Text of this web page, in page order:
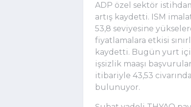
ADP özel sektör
artış kaydetti. ISM
53,8 seviyesine
fiyatlamalara etkisi
kaydetti. Bugün yurt
işsizlik maaşı
itibariyle 43,53
bulunuyor.